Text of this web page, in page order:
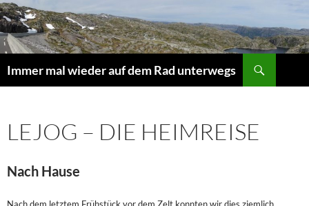
Immer mal wieder auf dem Rad unterwegs
LEJOG – DIE HEIMREISE
Nach Hause